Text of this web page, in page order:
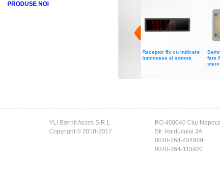
PRODUSE NOI
Receptor fix cu indicare
luminoasa si sonora
fara
stare
YLI Eternit Acces S.R.L
Copyright © 2010-2017
RO 400040 Cluj-
Str. Haiducului 3A
0040-264-484989
0040-364-118920